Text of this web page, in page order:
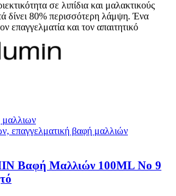
σε λιπίδια και μαλακτικούς
δίνει 80% περισσότερη λάμψη. Ένα
επαγγελματία και τον απαιτητικό
Βαφή Μαλλιών 100ML No 9